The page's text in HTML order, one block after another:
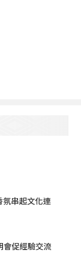
串起文化連
會促經驗交流